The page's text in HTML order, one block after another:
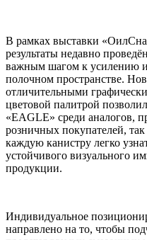
В рамках выставки
результаты недавно
важным шагом к усилению
полочном пространстве.
отличительными
цветовой палитрой
«EAGLE» среди аналогов,
розничных покупателей,
каждую канистру легко
устойчивого визуального
продукции.
Индивидуальное
направлено на то, чтобы